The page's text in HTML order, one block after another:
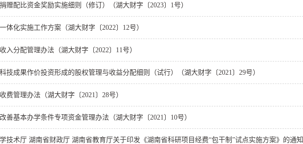
赠配比资金奖励实施细则（修订）（湖大财字〔2023〕1号）
体化实施工作方案（湖大财字〔2022〕12号）
入分配管理办法（湖大财字〔2022〕11号）
技成果作价投资形成的股权管理与收益分配细则（试行）（湖大财字〔2021〕29号）
费管理办法（湖大财字〔2021〕28号）
善基本办学条件专项资金管理办法（湖大财字〔2021〕10号）
技术厅 湖南省财政厅 湖南省教育厅关于印发《湖南省科研项目经费“包干制”试点实施方案》的通知